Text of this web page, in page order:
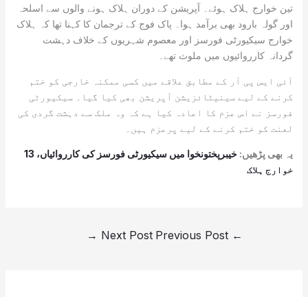
تین خوارج ہلاک ہوئے۔ آپریشن کے دوران ہلاک ہونے والوں سے اسلحہ
اور گولہ بارود بھی برآمد ہوا۔ پاک فوج کے ترجمان کا کہنا تھا کہ ہلاک
خوارج سیکیورٹی فورسز اور معصوم شہریوں کے خلاف دہشت
گردانہ کارروائیوں میں ملوث تھے۔
آئی ایس پی آر کے مطابق علاقے میں کسی ممکنہ خارجی کو ختم
کرنے کے لیے سینیٹائزیشن آپریشن بھی کیا گیا۔ سیکیورٹی
فورسز نے اس عزم کا اعادہ کیا ہے کہ وہ ملک سے دہشت گردی کی
لعنت کو ختم کرنے کے لیے پرعزم ہیں۔
یہ بھی پڑھیں:
خیبرپختونخوا میں سیکیورٹی فورسز کی کارروائیاں، 13
خوارج ہلاک
←
Next Post
→